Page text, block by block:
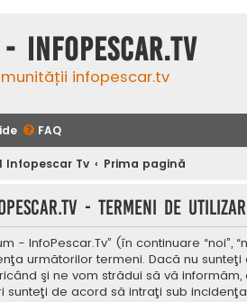
- InfoPescar.Tv
infopescar.tv
FAQ
Infopescar Tv Prima pagină
- Termeni de
- InfoPescar.Tv” (în continuare
următorilor termeni. Dacă nu
şi ne vom strădui să vă
sunteţi de acord să intraţi sub